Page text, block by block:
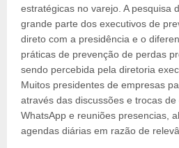
estratégicas no varejo. A pesquisa
grande parte dos executivos de
direto com a presidência e o
práticas de prevenção de perdas
sendo percebida pela diretoria
Muitos presidentes de empresas
através das discussões e trocas
WhatsApp e reuniões presencias,
agendas diárias em razão de